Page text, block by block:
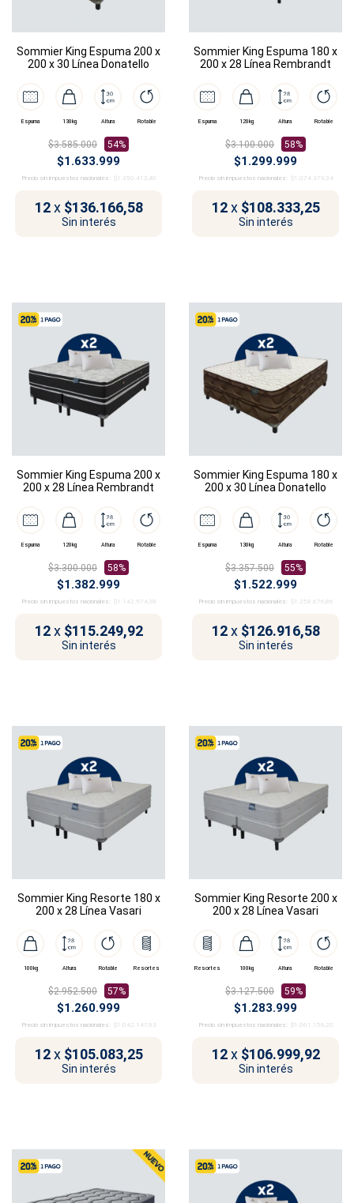
Sommier King Espuma 200 x
200 x 30 Línea Donatello
Espuma 130kg Altura Rotable
$3.585.000 54%
$1.633.999
Precio sin impuestos nacionales: $1.350.412,40
12 x $136.166,58
Sin interés
Sommier King Espuma 180 x
200 x 28 Línea Rembrandt
Espuma 120kg Altura Rotable
$3.100.000 58%
$1.299.999
Precio sin impuestos nacionales: $1.074.379,34
12 x $108.333,25
Sin interés
Sommier King Espuma 200 x
200 x 28 Línea Rembrandt
Espuma 120kg Altura Rotable
$3.300.000 58%
$1.382.999
Precio sin impuestos nacionales: $1.142.974,38
12 x $115.249,92
Sin interés
Sommier King Espuma 180 x
200 x 30 Línea Donatello
Espuma 130kg Altura Rotable
$3.357.500 55%
$1.522.999
Precio sin impuestos nacionales: $1.258.676,86
12 x $126.916,58
Sin interés
Sommier King Resorte 180 x
200 x 28 Línea Vasari
100kg Altura Rotable Resortes
$2.952.500 57%
$1.260.999
Precio sin impuestos nacionales: $1.042.147,93
12 x $105.083,25
Sin interés
Sommier King Resorte 200 x
200 x 28 Línea Vasari
Resortes 100kg Altura Rotable
$3.127.500 59%
$1.283.999
Precio sin impuestos nacionales: $1.061.156,20
12 x $106.999,92
Sin interés